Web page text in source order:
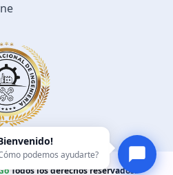
Todos los derechos reservados.
podemos ayudarte?